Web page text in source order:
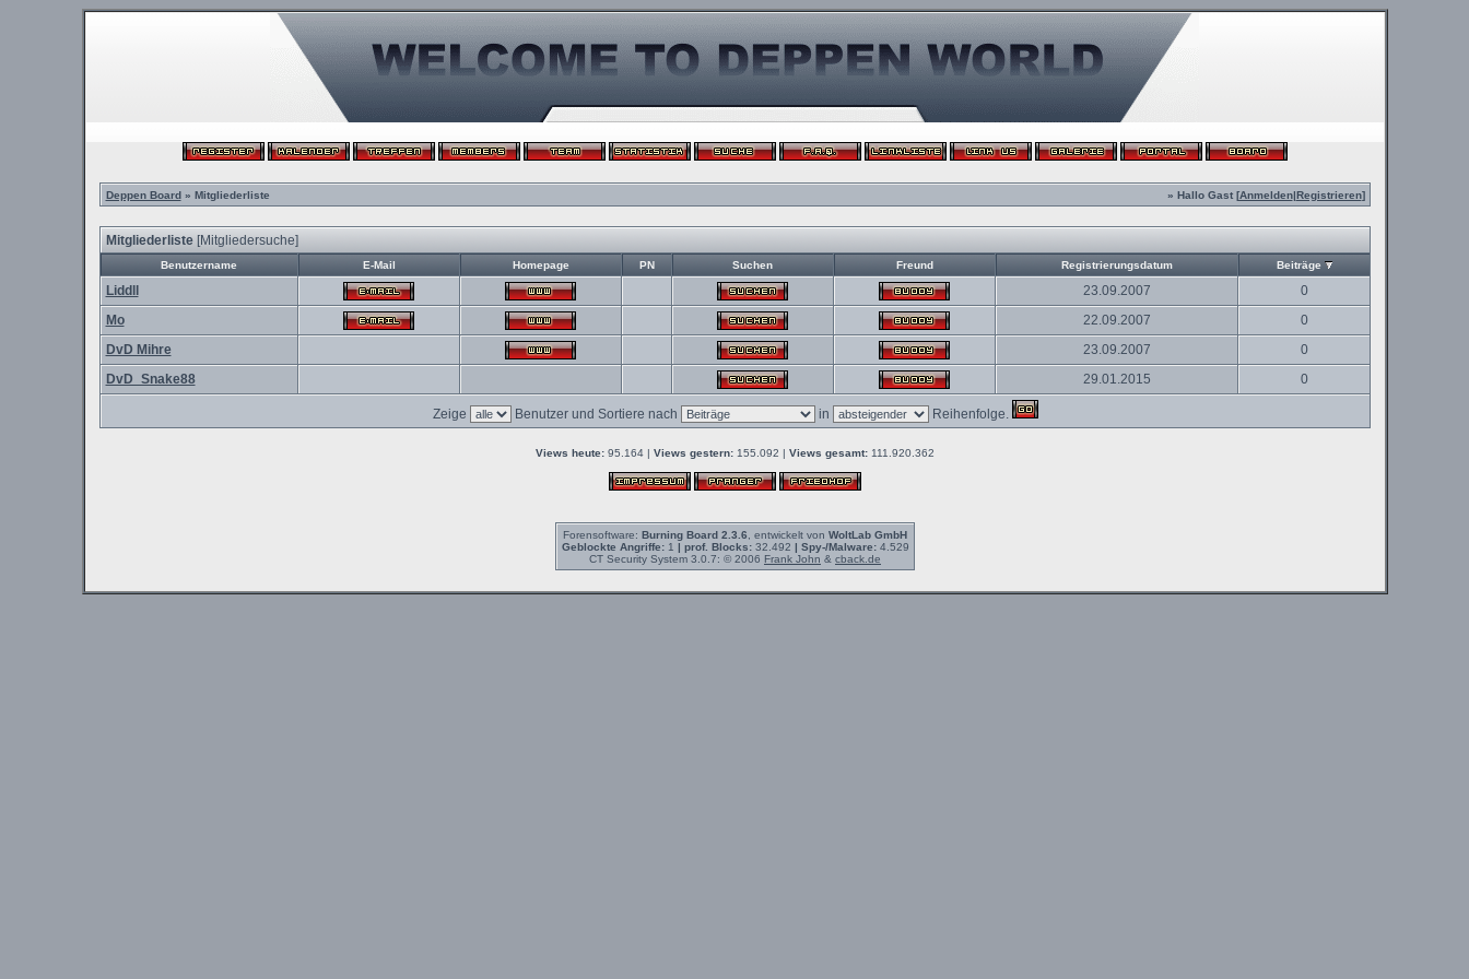
Deppen Board» Mitgliederliste » Hallo Gast [Anmelden|Registrieren]
Mitgliederliste[Mitgliedersuche]
Benutzername E-Mail Homepage PN Suchen Freund Registrierungsdatum Beiträge
Liddll 23.09.2007
0
Mo
22.09.2007
0
DvD Mihre
23.09.2007
0
DvD_Snake88
29.01.2015 0
Zeige Benutzer und Sortiere nach in Reihenfolge.
Views heute:95.164 | Views gestern:155.092 | Views gesamt:111.920.362
Forensoftware: Burning Board 2.3.6 , entwickelt von WoltLab GmbH
Geblockte Angriffe:1 | prof. Blocks:32.492 | Spy-/Malware:4.529
CT Security System 3.0.7: © 2006 Frank John & cback.de